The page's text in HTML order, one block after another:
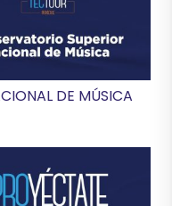
DE MÚSICA